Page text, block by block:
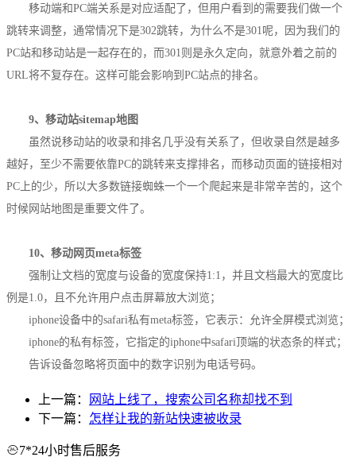
移动端和PC端关系是对应适配了，但用户看到的需要我们做一个
跳转来调整，通常情况下是302跳转，为什么不是301呢，因为我们的
PC站和移动站是一起存在的，而301则是永久定向，就意外着之前的
URL将不复存在。这样可能会影响到PC站点的排名。
9、移动站sitemap地图
虽然说移动站的收录和排名几乎没有关系了，但收录自然是越多
越好，至少不需要依靠PC的跳转来支撑排名，而移动页面的链接相对
PC上的少，所以大多数链接蜘蛛一个一个爬起来是非常辛苦的，这个
时候网站地图是重要文件了。
1 0、移动网页meta标签
强制让文档的宽度与设备的宽度保持1:1，并且文档最大的宽度比
例是1.0，且不允许用户点击屏幕放大浏览；
iphone设备中的safari私有meta标签，它表示：允许全屏模式浏览；
iphone的私有标签，它指定的iphone中safari顶端的状态条的样式；
告诉设备忽略将页面中的数字识别为电话号码。
上一篇：
网站上线了，搜索公司名称却找不到
下一篇： 怎样让我的新站快速被收录
7*24小时售后服务